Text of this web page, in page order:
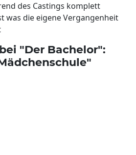
des Castings komplett
was die eigene Vergangenheit
"Der Bachelor":